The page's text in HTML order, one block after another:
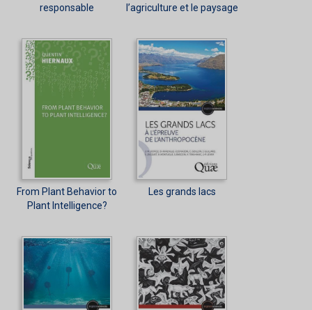
responsable
l’agriculture et le paysage
From Plant Behavior to
Plant Intelligence?
Les grands lacs